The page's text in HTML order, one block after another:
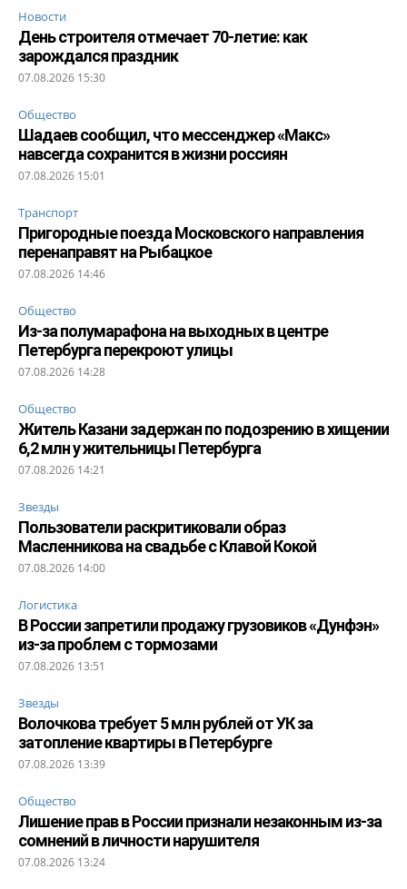
Новости
День строителя отмечает 70-летие: как
зарождался праздник
07.08.2026 15:30
Общество
Шадаев сообщил, что мессенджер «Макс»
навсегда сохранится в жизни россиян
07.08.2026 15:01
Транспорт
Пригородные поезда Московского направления
перенаправят на Рыбацкое
07.08.2026 14:46
Общество
Из-за полумарафона на выходных в центре
Петербурга перекроют улицы
07.08.2026 14:28
Общество
Житель Казани задержан по подозрению в хищении
6,2 млн у жительницы Петербурга
07.08.2026 14:21
Звезды
Пользователи раскритиковали образ
Масленникова на свадьбе с Клавой Кокой
07.08.2026 14:00
Логистика
В России запретили продажу грузовиков «Дунфэн»
из-за проблем с тормозами
07.08.2026 13:51
Звезды
Волочкова требует 5 млн рублей от УК за
затопление квартиры в Петербурге
07.08.2026 13:39
Общество
Лишение прав в России признали незаконным из-за
сомнений в личности нарушителя
07.08.2026 13:24